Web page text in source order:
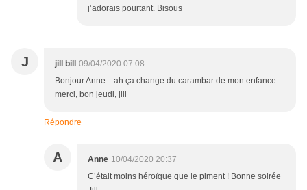
j’adorais pourtant. Bisous
J jill bill 09/04/2020 07:08
Bonjour Anne... ah ça change du carambar de mon enfance...
merci, bon jeudi, jill
Répondre
A Anne 10/04/2020 20:37
C’était moins héroïque que le piment ! Bonne soirée